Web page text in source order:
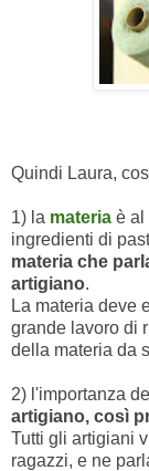
Quindi Laura,
1) la materia è al
ingredienti di
materia che
artigiano.
La materia deve
grande lavoro di
della materia da
2) l'importanza
artigiano, così
Tutti gli artigiani
ragazzi, e ne